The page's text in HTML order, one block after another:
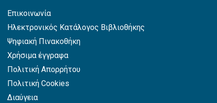
Επικοινωνία
Ηλεκτρονικός Κατάλογος Βιβλιοθήκης
Ψηφιακή Πινακοθήκη
Χρήσιμα έγγραφα
Πολιτική Απορρήτου
Πολιτική Cookies
Διαύγεια